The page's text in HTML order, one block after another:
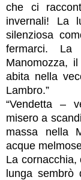
che ci
invernali! La
silenziosa
fermarci.
Manomozza,
abita nella
Lambro.”
“Vendetta –
misero a
massa nella
acque
La
lunga sembrò